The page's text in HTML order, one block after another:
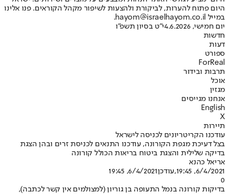
היום פתוח להערות, לביקורת ולהצעות לשיפור מקהל הקוראים. פנו אלינו
במייל hayom@israelhayom.co.il.
יום חמישי, 4.6.2026
י"ט בסיון תשפ"ו
חדשות
דעות
ספורט
ForReal
תרבות ובידור
אוכל
מגזין
אנחנו מגייסים
English
X
תיירות
עודכנו הקריטריונים לכניסה לישראל
בצל דעיכת מגפת הקורונה, עודכנו התנאים לכניסת זרים ובהן הצגת
בדיקה שלילית והצגת ביטוח בריאות הכולל קורונה
אריאל כהנא
6/4/2021, 19:45
,עודכן6/4/2021, 19:45
0
בדיקות קורונה בנמל התעופה בן גוריון (למצולמים אין קשר לכתבה),